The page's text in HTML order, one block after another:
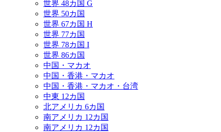
世界 48カ国 G
世界 50カ国
世界 67カ国 H
世界 77カ国
世界 78カ国 I
世界 86カ国
中国・マカオ
中国・香港・マカオ
中国・香港・マカオ・台湾
中東 12カ国
北アメリカ 6カ国
南アメリカ 12カ国
南アメリカ 12カ国